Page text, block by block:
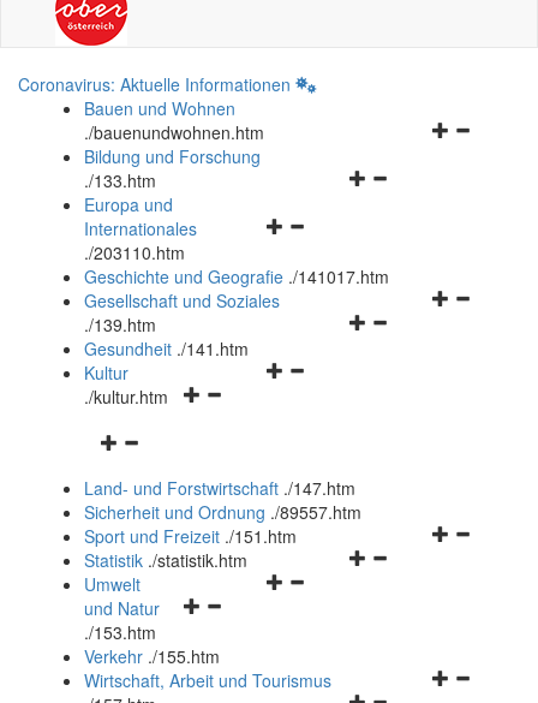
Coronavirus: Aktuelle Informationen
Bauen und Wohnen
./bauenundwohnen.htm
Navigationsmenü
Bildung und Forschung
./133.htm
Navigationsmenü
und
schließen
Europa und
Internationales
./203110.htm
Geschichte und Geografie ./141017.htm
Navigationsmenü
Gesellschaft und Soziales
./139.htm
Navigationsmenü
Gesundheit ./141.htm
Navigationsmenü
Kultur
./kultur.htm
Navigationsmenü
und
schließen
Land- und Forstwirtschaft ./147.htm
Sicherheit und Ordnung ./89557.htm
Navigationsmenü
Sport und Freizeit ./151.htm
Navigationsmenü
Statistik ./statistik.htm
Navigationsmenü
und
schließen
Umwelt
und Natur
./153.htm
Verkehr ./155.htm
Wirtschaft, Arbeit und Tourismus